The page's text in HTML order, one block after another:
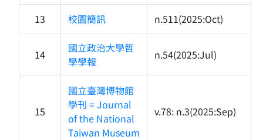
13 校園簡訊 n.511(2025:Oct)
14
國立政治大學哲
學學報
n.54(2025:Jul)
15
國立臺灣博物館
學刊 = Journal
of the National
Taiwan Museum
v.78: n.3(2025:Sep)